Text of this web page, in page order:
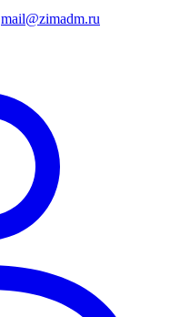
mail@zimadm.ru